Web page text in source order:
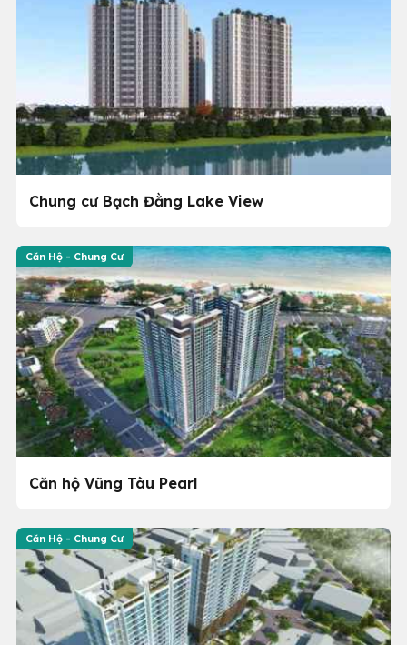
Chung cư Bạch Đằng Lake View
Căn Hộ - Chung Cư
Căn hộ Vũng Tàu Pearl
Căn Hộ - Chung Cư